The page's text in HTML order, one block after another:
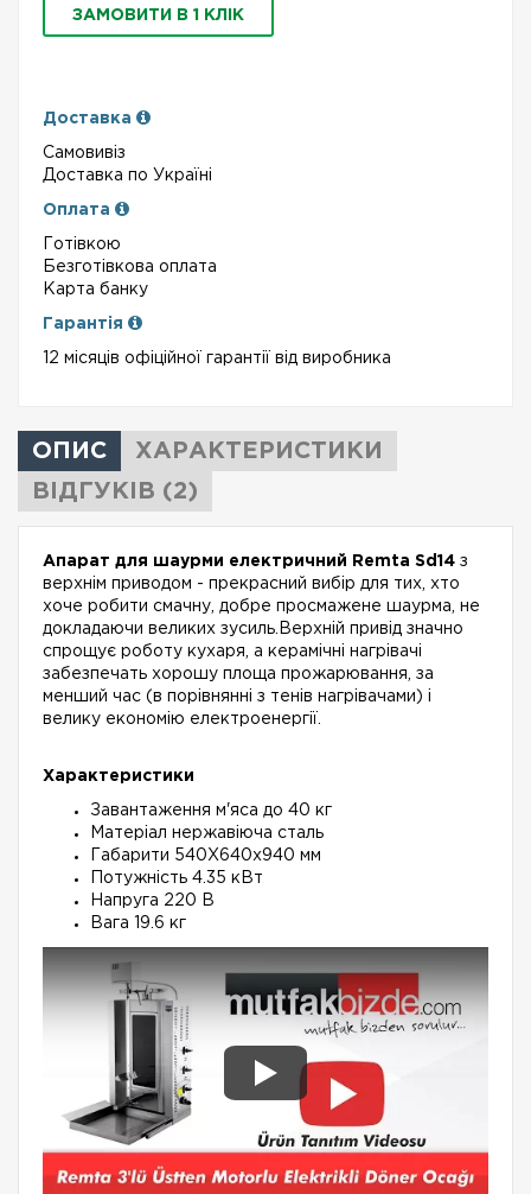
ЗАМОВИТИ В 1 КЛІК
Доставка
Самовивіз
Доставка по Україні
Оплата
Готівкою
Безготівкова оплата
Карта банку
Гарантія
12 місяців офіційної гарантії від виробника
ОПИС
ХАРАКТЕРИСТИКИ
ВІДГУКІВ (2)
Апарат для шаурми електричний Remta Sd14 з
верхнім приводом - прекрасний вибір для тих, хто
хоче робити смачну, добре просмажене шаурма, не
докладаючи великих зусиль.Верхній привід значно
спрощує роботу кухаря, а керамічні нагрівачі
забезпечать хорошу площа прожарювання, за
менший час (в порівнянні з тенів нагрівачами) і
велику економію електроенергії.
Характеристики
Завантаження м'яса до 40 кг
Матеріал нержавіюча сталь
Габарити 540Х640х940 мм
Потужність 4.35 кВт
Напруга 220 В
Вага 19.6 кг